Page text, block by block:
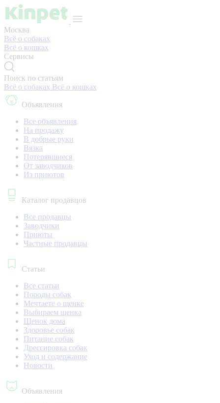
Москва
Всё о собаках
Всё о кошках
Сервисы
Поиск по статьям
Всё о собаках Всё о кошках
Объявления
Все объявления
На продажу
В добрые руки
Вязка
Потерявшиеся
От заводчиков
Из приютов
Каталог продавцов
Все продавцы
Заводчики
Приюты
Частные продавцы
Статьи
Все статьи
Породы собак
Мечтаете о щенке
Выбираем щенка
Щенок дома
Здоровье собак
Питание собак
Дрессировка собак
Уход и содержание
Новости
Объявления